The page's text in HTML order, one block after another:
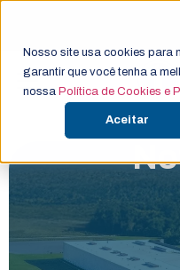
Nosso site usa cookies para
garantir que você tenha a
nossa Política de Cookies e
Aceitar